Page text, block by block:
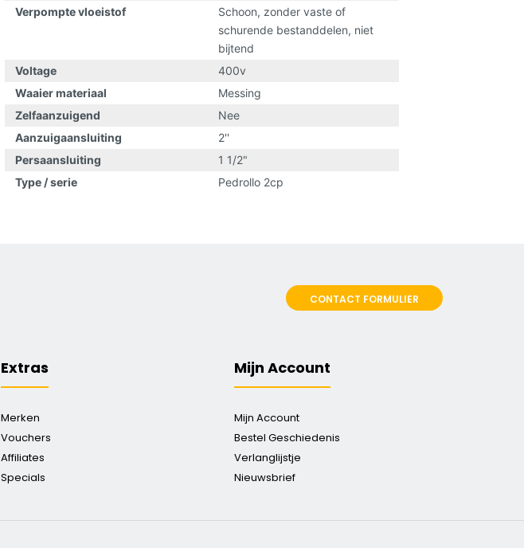
Verpompte vloeistof
Schoon, zonder vaste of
schurende bestanddelen, niet
bijtend
Voltage
400v
Waaier materiaal
Messing
Zelfaanzuigend
Nee
Aanzuigaansluiting
2''
Persaansluiting
1 1/2"
Type / serie
Pedrollo 2cp
CONTACT FORMULIER
Extras
Merken
Vouchers
Affiliates
Specials
Mijn Account
Mijn Account
Bestel Geschiedenis
Verlanglijstje
Nieuwsbrief